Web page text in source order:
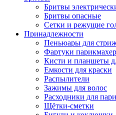
Бритвы
Бритвы опасные
Сетки и режущие
Принадлежности
Пеньюары для
Фартуки
Кисти и планшеты
Емкости для краски
Распылители
Зажимы для волос
Расходники для
Щётки-сметки